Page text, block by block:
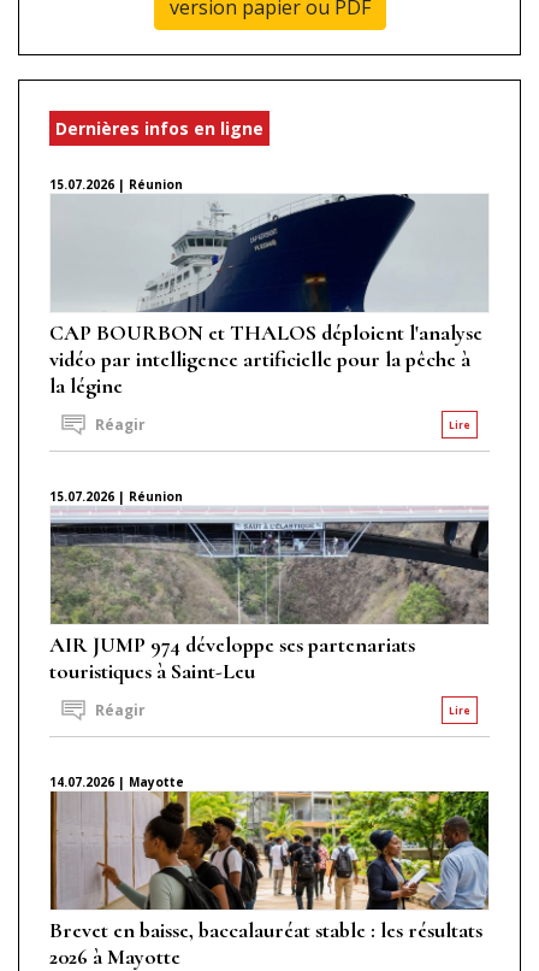
version papier ou PDF
Dernières infos en ligne
15.07.2026 | Réunion
CAP BOURBON et THALOS déploient l'analyse
vidéo par intelligence artificielle pour la pêche à
la légine
Lire
Réagir
15.07.2026 | Réunion
AIR JUMP 974 développe ses partenariats
touristiques à Saint-Leu
Lire
Réagir
14.07.2026 | Mayotte
Brevet en baisse, baccalauréat stable : les résultats
2026 à Mayotte